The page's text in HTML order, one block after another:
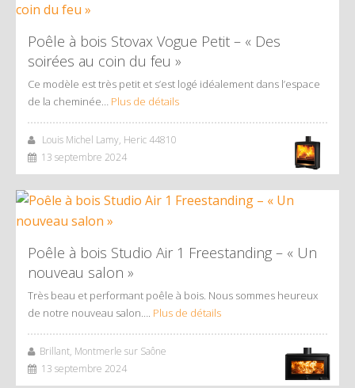
Poêle à bois Stovax Vogue Petit – « Des
soirées au coin du feu »
Ce modèle est très petit et s’est logé idéalement dans l’espace
de la cheminée… Plus de détails
Louis Michel Lamy, Heric 44810
13 septembre 2024
Poêle à bois Studio Air 1 Freestanding – « Un
nouveau salon »
Très beau et performant poêle à bois. Nous sommes heureux
de notre nouveau salon…. Plus de détails
Brillant, Montmerle sur Saône
13 septembre 2024